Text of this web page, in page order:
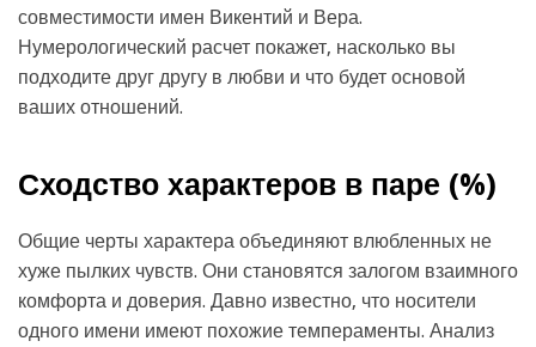
совместимости имен Викентий и Вера.
Нумерологический расчет покажет, насколько вы
подходите друг другу в любви и что будет основой
ваших отношений.
Сходство характеров в паре (%)
Общие черты характера объединяют влюбленных не
хуже пылких чувств. Они становятся залогом взаимного
комфорта и доверия. Давно известно, что носители
одного имени имеют похожие темпераменты. Анализ